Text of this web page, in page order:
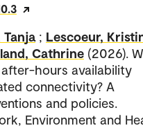
; Lescoeur,
Cathrine (2026).
hours availability
connectivity? A
and policies.
Environment and